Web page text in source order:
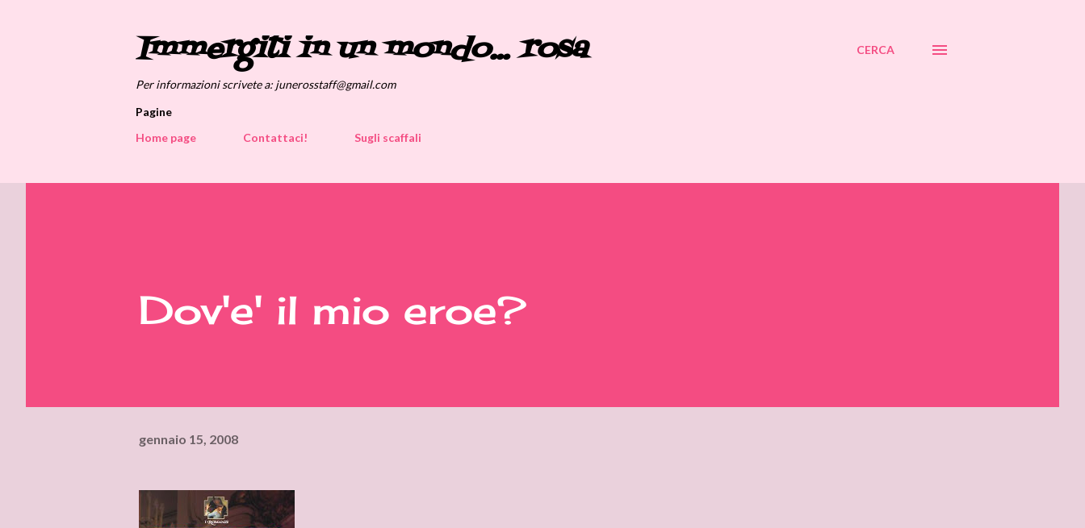
Immergiti in un mondo... rosa
Per informazioni scrivete a: junerosstaff@gmail.com
CERCA
Pagine
Home page
Contattaci! Sugli scaffali
Dov'e' il mio eroe?
gennaio 15, 2008